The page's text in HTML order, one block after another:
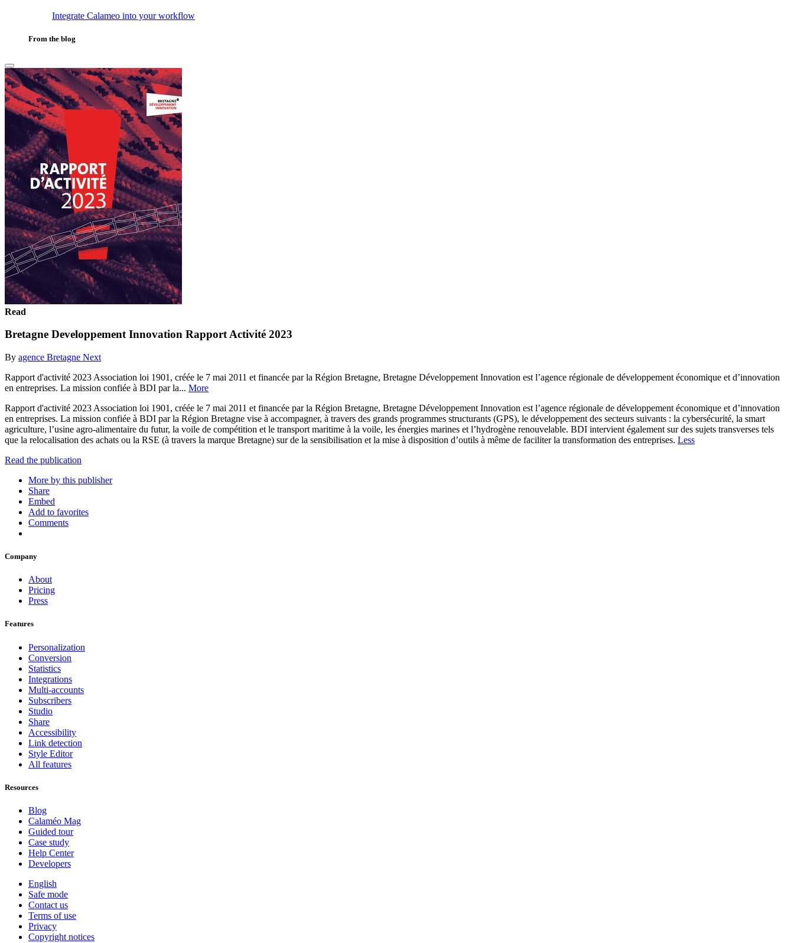
Integrate Calameo into your workflow
From the blog
Read
Bretagne Developpement Innovation Rapport Activité 2023
By agence Bretagne Next
Rapport d'activité 2023 Association loi 1901, créée le 7 mai 2011 et financée par la Région Bretagne, Bretagne Développement Innovation est l’agence régionale de développement économique et d’innovation
en entreprises. La mission confiée à BDI par la... More
Rapport d'activité 2023 Association loi 1901, créée le 7 mai 2011 et financée par la Région Bretagne, Bretagne Développement Innovation est l’agence régionale de développement économique et d’innovation
en entreprises. La mission confiée à BDI par la Région Bretagne vise à accompagner, à travers des grands programmes structurants (GPS), le développement des secteurs suivants : la cybersécurité, la smart
agriculture, l’usine agro-alimentaire du futur, la voile de compétition et le transport maritime à la voile, les énergies marines et l’hydrogène renouvelable. BDI intervient également sur des sujets transverses tels
que la relocalisation des achats ou la RSE (à travers la marque Bretagne) sur de la sensibilisation et la mise à disposition d’outils à même de faciliter la transformation des entreprises. Less
Read the publication
More by this publisher
Share
Embed
Add to favorites
Comments
Company
About
Pricing
Press
Features
Personalization
Conversion
Statistics
Integrations
Multi-accounts
Subscribers
Studio
Share
Accessibility
Link detection
Style Editor
All features
Resources
Blog
Calaméo Mag
Guided tour
Case study
Help Center
Developers
English
Safe mode
Contact us
Terms of use
Privacy
Copyright notices